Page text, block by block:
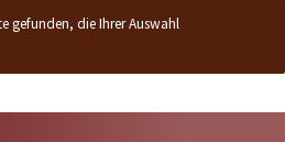
gefunden, die Ihrer Auswahl